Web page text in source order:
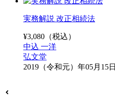
実務解説 改正相続法
¥3,080 （税込）
中込 一洋
弘文堂
2019（令和元）年05月15日